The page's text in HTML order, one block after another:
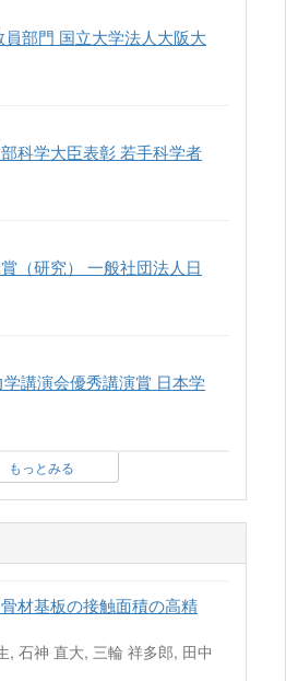
部門 国立大学法人大阪大
科学大臣表彰 若手科学者
（研究） 一般社団法人日
講演会優秀講演賞 日本学
もっとみる
材基板の接触面積の高精
, 石神 直大, 三輪 祥多郎, 田中